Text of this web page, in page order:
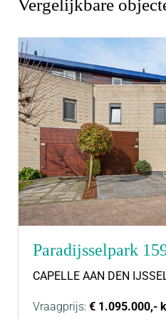
Zie de (interactieve)
afmetingen van de woning.
Gebruiksoppervlakte
De Meetinstructie is
Meetinstructie is bedoeld
manier van meten toe te
van een indicatie van de
Meetinstructie sluit
niet volledig uit, door
interpretatieverschillen,
beperkingen bij het
Vergelijkbare
Paradijsselpark
CAPELLE AAN DEN
Vraagprijs: € 1.095.000,-